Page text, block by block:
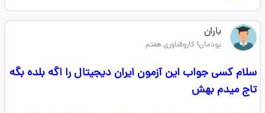
باران
پودمان1 کاروفناوری هفتم
سلام کسی جواب این آزمون ایران دیجیتال را اگه بلده بگه
تاج میدم بهش